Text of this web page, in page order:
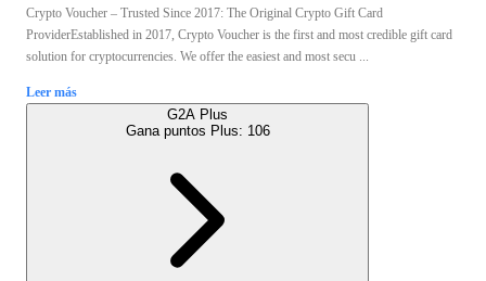
Crypto Voucher – Trusted Since 2017: The Original Crypto Gift Card
ProviderEstablished in 2017, Crypto Voucher is the first and most credible gift card
solution for cryptocurrencies. We offer the easiest and most secu ...
Leer más
G2A Plus
Gana puntos Plus: 106